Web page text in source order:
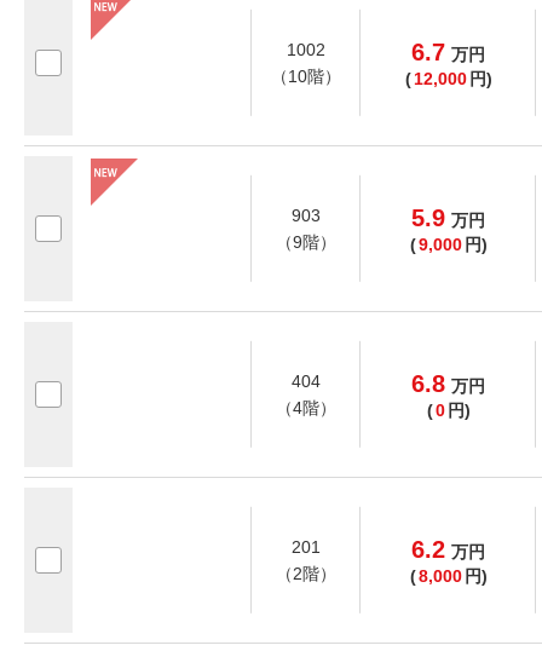
1002
（10階）
6.7 万円
( 12,000 円)
903
（9階）
5.9 万円
(9,000 円)
404
（4階）
6.8 万円
(0 円)
201
（2階）
6.2 万円
(8,000 円)